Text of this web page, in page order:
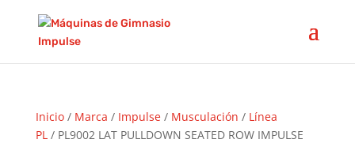
Inicio/ Marca / Impulse/ Musculación / Línea
PL/ PL9002 LAT PULLDOWN SEATED ROW IMPULSE